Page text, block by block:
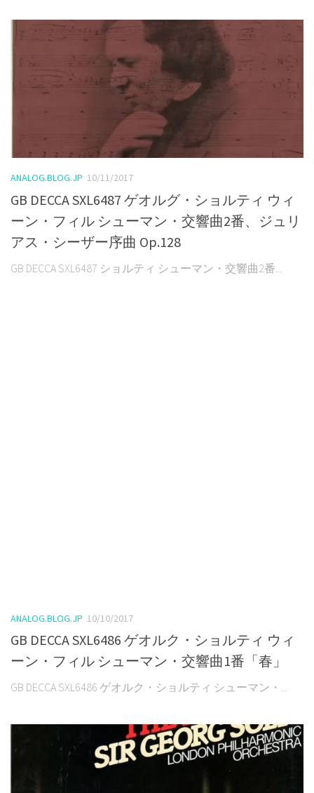
ANALOG.BLOG.JP 10/11/2017
GB DECCA SXL6487 ゲオルグ・ショルティ ウィ
ーン・フィル シューマン・交響曲2番、ジュリ
アス・シーザー序曲 Op.128
GB DECCA SXL6487 ショルティ シューマン・交響曲2番...
ANALOG.BLOG.JP 10/10/2017
GB DECCA SXL6486 ゲオルク・ショルティ ウィ
ーン・フィル シューマン・交響曲1番「春」
GB DECCA SXL6486 ゲオルク・ショルティ シューマン・...